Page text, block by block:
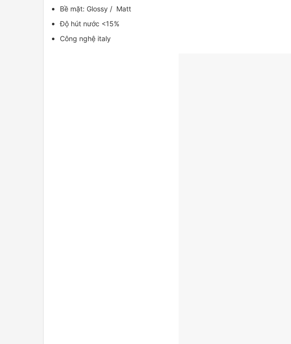
Bề mặt: Glossy / Matt
Độ hút nước <15%
Công nghệ italy